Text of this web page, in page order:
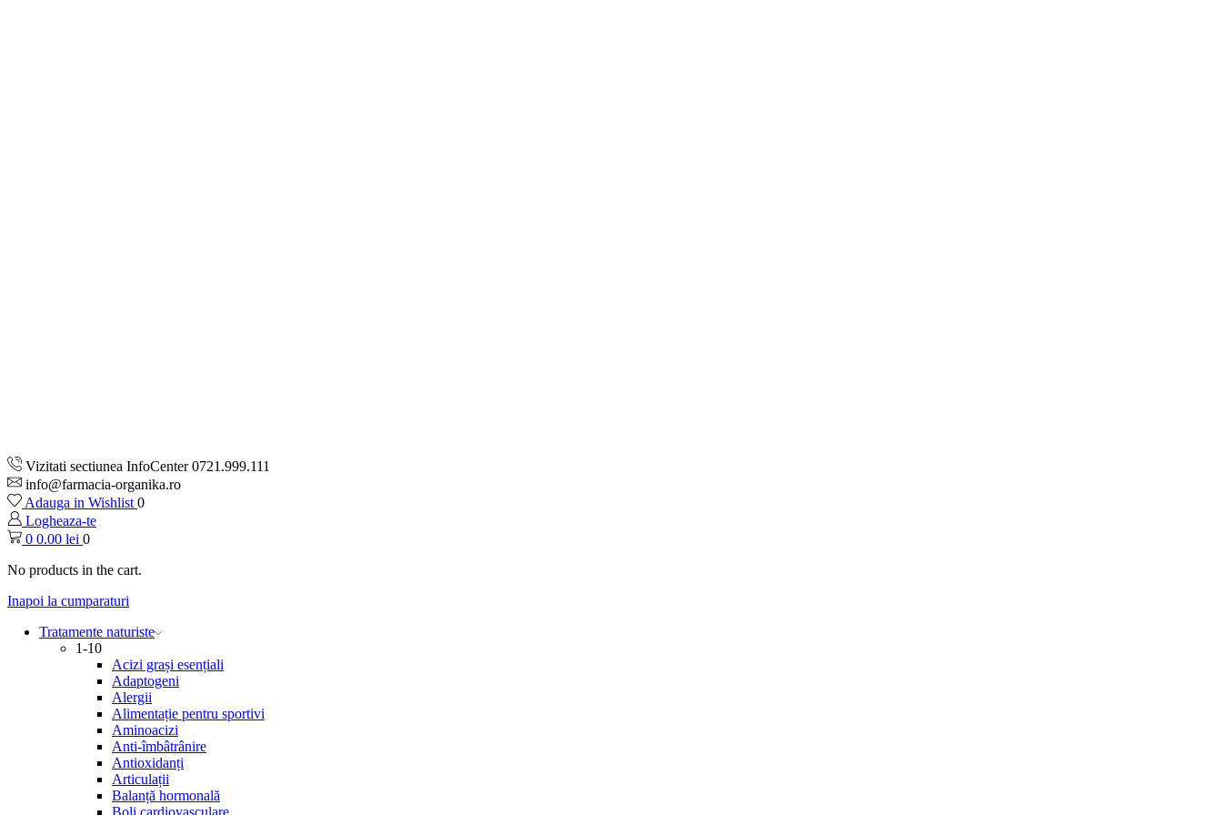
Vizitati sectiunea InfoCenter 0721.999.111
info@farmacia-organika.ro
Adauga in Wishlist 0
Logheaza-te
0 0.00 lei 0
No products in the cart.
Inapoi la cumparaturi
Tratamente naturiste
1-10
Acizi grași esențiali
Adaptogeni
Alergii
Alimentație pentru sportivi
Aminoacizi
Anti-îmbâtrânire
Antioxidanți
Articulații
Balanță hormonală
Boli cardiovasculare